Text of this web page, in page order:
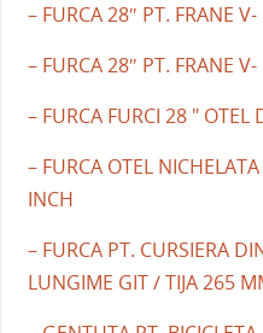
– FURCA 28″ PT. FRANE
– FURCA 28″ PT. FRANE
– FURCA FURCI 28 " OTEL
– FURCA OTEL
INCH
– FURCA PT. CURSIERA
LUNGIME GIT / TIJA 265